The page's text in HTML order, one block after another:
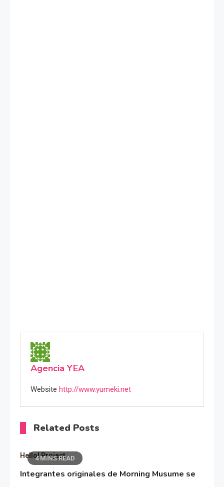
Agencia YEA
Website http://www.yumeki.net
Related Posts
4 MINS READ
Hello! Project
Integrantes originales de Morning Musume se